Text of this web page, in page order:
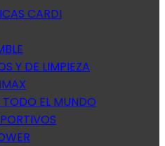
CARDI
Y DE LIMPIEZA
EL MUNDO